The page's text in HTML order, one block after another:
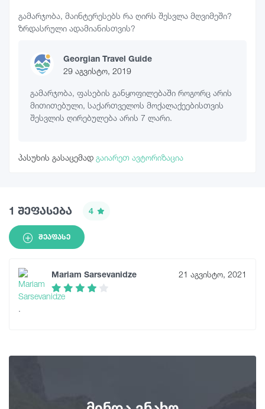
გამარჯობა, მაინტერესებს რა ღირს შესვლა მღვიმეში?
ზრდასრული ადამიანისთვის?
Georgian Travel Guide
29 აგვისტო, 2019
გამარჯობა, ფასების განყოფილებაში როგორც არის
მითითებული, საქართველოს მოქალაქეებისთვის
შესვლის ღირებულება არის 7 ლარი.
პასუხის გასაცემად გაიარეთ ავტორიზაცია
1 შეფასება 4
ᲨᲔᲐᲤᲐᲡᲔ
Mariam Sarsevanidze 21 აგვისტო, 2021
.